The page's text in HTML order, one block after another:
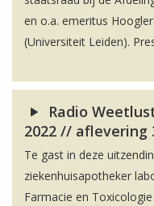
en o.a. emeritus
(Universiteit Leiden).
Radio
2022 // aflevering
Te gast in deze
ziekenhuisapotheker
Farmacie en